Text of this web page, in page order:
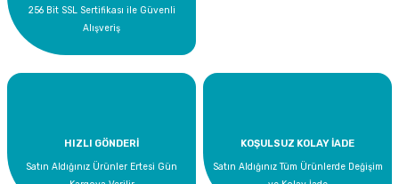
256 Bit SSL Sertifikası ile Güvenli
Alışveriş
HIZLI GÖNDERİ
Satın Aldığınız Ürünler Ertesi Gün
KOŞULSUZ KOLAY İADE
Satın Aldığınız Tüm Ürünlerde Değişim